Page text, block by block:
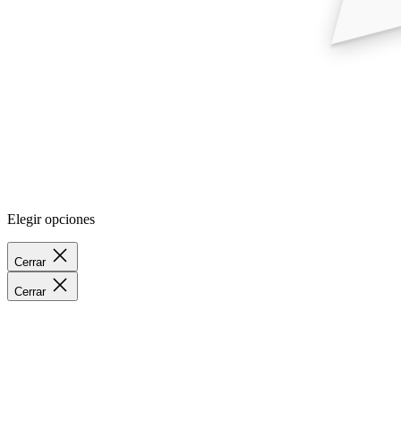
Elegir opciones
Cerrar
Cerrar